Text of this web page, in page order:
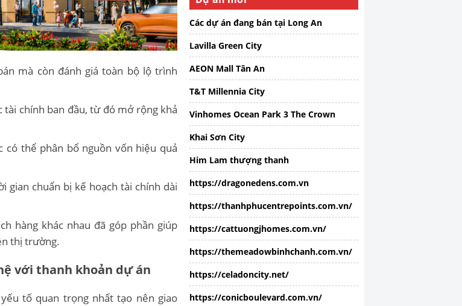
mà còn đánh giá toàn bộ lộ trình
chính ban đầu, từ đó mở rộng khả
có thể phân bổ nguồn vốn hiệu quả
gian chuẩn bị kế hoạch tài chính dài
hàng khác nhau đã góp phần giúp
thị trường.
với thanh khoản dự án
tố quan trọng nhất tạo nên giao
Các dự án đang bán tại Long An
Lavilla Green City
AEON Mall Tân An
T&T Millennia City
Vinhomes Ocean Park 3 The Crown
Khai Sơn City
Him Lam thượng thanh
https://dragonedens.com.vn
https://thanhphucentrepoints.com.vn/
https://cattuongjhomes.com.vn/
https://themeadowbinhchanh.com.vn/
https://celadoncity.net/
https://conicboulevard.com.vn/